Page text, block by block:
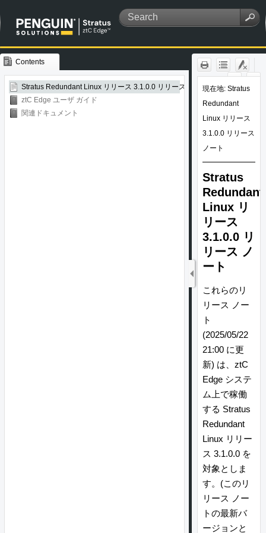
Skip To Main
Content
Contents
Stratus Redundant Linux リリース 3.1.0.0 リリース ノート
ztC Edge ユーザ ガイド
関連ドキュメント